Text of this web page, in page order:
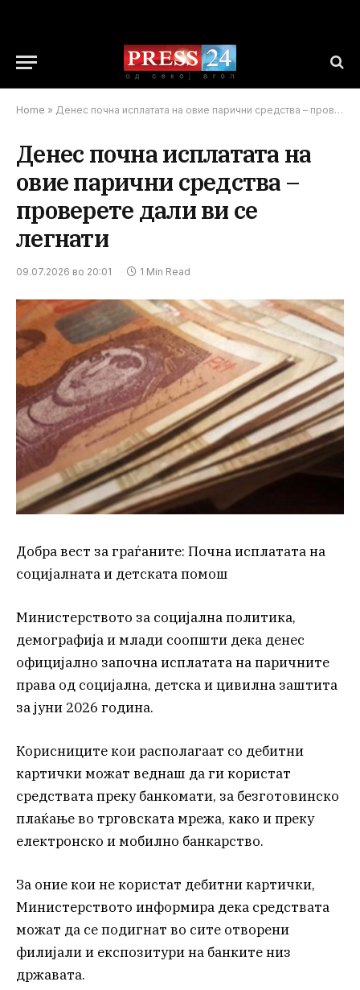
Home » Денес почна исплатата на овие парични средства – проверете дали ви се легнати
Денес почна исплатата на
овие парични средства –
проверете дали ви се
легнати
09.07.2026 во 20:01 1 Min Read
Добра вест за граѓаните: Почна исплатата на
социјалната и детската помош
Министерството за социјална политика,
демографија и млади соопшти дека денес
официјално започна исплатата на паричните
права од социјална, детска и цивилна заштита
за јуни 2026 година.
Корисниците кои располагаат со дебитни
картички можат веднаш да ги користат
средствата преку банкомати, за безготовинско
плаќање во трговската мрежа, како и преку
електронско и мобилно банкарство.
За оние кои не користат дебитни картички,
Министерството информира дека средствата
можат да се подигнат во сите отворени
филијали и експозитури на банките низ
државата.